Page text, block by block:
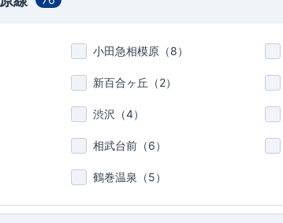
小田急相模原（8）
新百合ヶ丘（2）
渋沢（4）
相武台前（6）
鶴巻温泉（5）